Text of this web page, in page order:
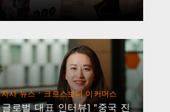
자사 뉴스·크로스보더 이커머스
로벌 대표 인터뷰] "중국 진